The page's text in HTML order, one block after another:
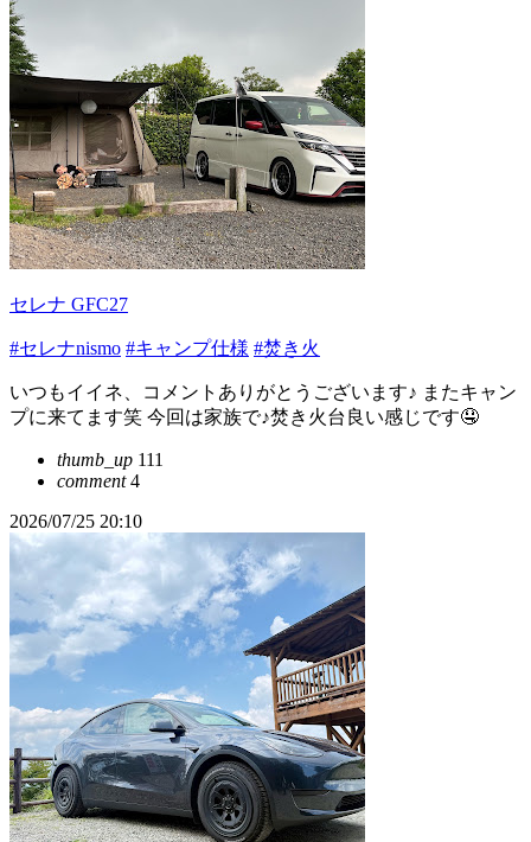
セレナ GFC27
#セレナnismo #キャンプ仕様 #焚き火
いつもイイネ、コメントありがとうございます♪ またキャン
プに来てます笑 今回は家族で♪焚き火台良い感じです🤤
thumb_up 111
comment4
2026/07/25 20:10